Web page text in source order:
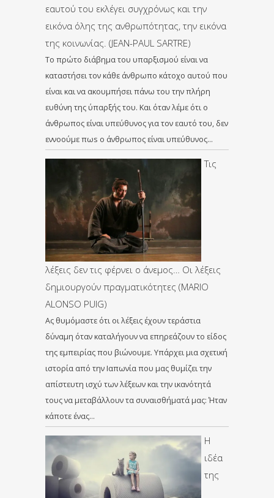
εαυτού του εκλέγει συγχρόνως και την
εικόνα όλης της ανθρωπότητας, την εικόνα
της κοινωνίας. (JEAN-PAUL SARTRE)
Το πρώτο διάβημα του υπαρξισμού είναι να
καταστήσει τον κάθε άνθρωπο κάτοχο αυτού που
είναι και να ακουμπήσει πάνω του την πλήρη
ευθύνη της ύπαρξής του. Και όταν λέμε ότι ο
άνθρωπος είναι υπεύθυνος για τον εαυτό του, δεν
εννοούμε πωs ο άνθρωπος είναι υπεύθυνος…
Τις
λέξεις δεν τις φέρνει ο άνεμος… Οι λέξεις
δημιουργούν πραγματικότητες (ΜARIO
ALONSO PUIG)
Ας θυμόμαστε ότι οι λέξεις έχουν τεράστια
δύναμη όταν καταλήγουν να επηρεάζουν το είδος
της εμπειρίας που βιώνουμε. Υπάρχει μια σχετική
ιστορία από την Ιαπωνία που μας θυμίζει την
απίστευτη ισχύ των λέξεων και την ικανότητά
τους να μεταβάλλουν τα συναισθήματά μας: Ήταν
κάποτε ένας…
Η
ιδέα
της